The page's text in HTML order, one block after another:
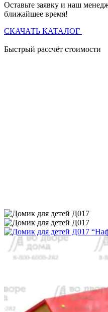
Оставьте заявку и наш
ближайшее время!
СКАЧАТЬ КАТАЛОГ
Быстрый рассчёт стоимости